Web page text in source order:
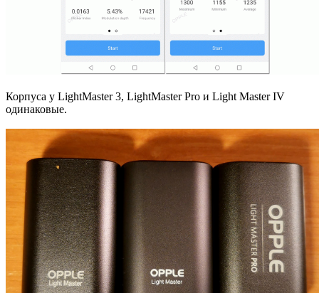
Корпуса у LightMaster 3, LightMaster Pro и Light Master IV
одинаковые.